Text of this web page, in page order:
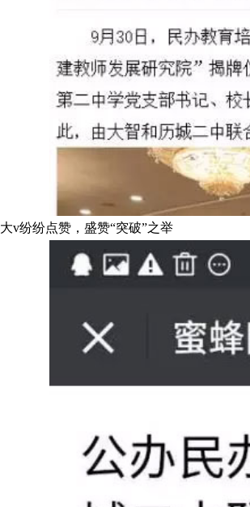
大v纷纷点赞，盛赞“突破”之举